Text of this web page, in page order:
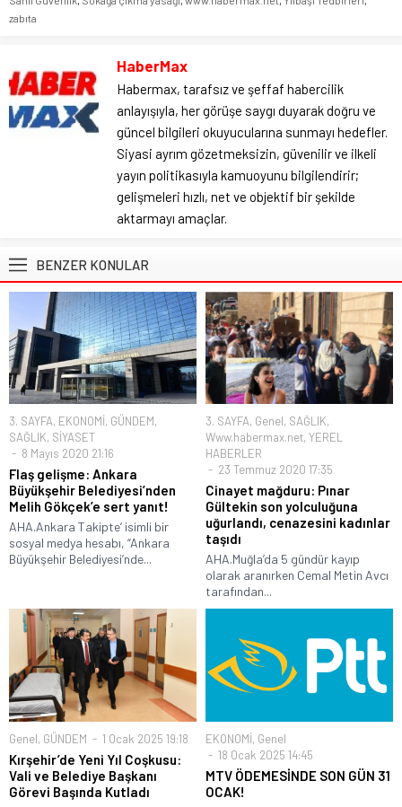
zabıta
HaberMax
Habermax, tarafsız ve şeffaf habercilik
anlayışıyla, her görüşe saygı duyarak doğru ve
güncel bilgileri okuyucularına sunmayı hedefler.
Siyasi ayrım gözetmeksizin, güvenilir ve ilkeli
yayın politikasıyla kamuoyunu bilgilendirir;
gelişmeleri hızlı, net ve objektif bir şekilde
aktarmayı amaçlar.
BENZER KONULAR
3. SAYFA, EKONOMİ, GÜNDEM,
SAĞLIK, SİYASET
8 Mayıs 2020 21:16
Flaş gelişme: Ankara
Büyükşehir Belediyesi’nden
Melih Gökçek’e sert yanıt!
AHA.Ankara Takipte’ isimli bir
sosyal medya hesabı, “Ankara
Büyükşehir Belediyesi’nde...
3. SAYFA, Genel, SAĞLIK,
Www.habermax.net, YEREL
HABERLER
23 Temmuz 2020 17:35
Cinayet mağduru: Pınar
Gültekin son yolculuğuna
uğurlandı, cenazesini kadınlar
taşıdı
AHA.Muğla’da 5 gündür kayıp
olarak aranırken Cemal Metin Avcı
tarafından...
Genel, GÜNDEM 1 Ocak 2025 19:18
Kırşehir’de Yeni Yıl Coşkusu:
Vali ve Belediye Başkanı
Görevi Başında Kutladı
EKONOMİ, Genel
18 Ocak 2025 14:45
MTV ÖDEMESİNDE SON GÜN 31
OCAK!